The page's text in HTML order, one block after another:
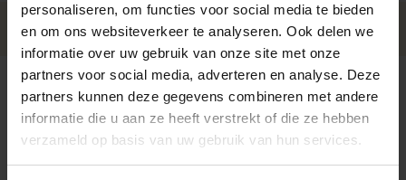
personaliseren, om functies voor social media te bieden
en om ons websiteverkeer te analyseren. Ook delen we
informatie over uw gebruik van onze site met onze
partners voor social media, adverteren en analyse. Deze
partners kunnen deze gegevens combineren met andere
informatie die u aan ze heeft verstrekt of die ze hebben
verzameld op basis van uw gebruik van hun services.
Maat 48 €149,9
Incl. BTW
€149,9
Incl. BTW
€149,9
Incl. BTW